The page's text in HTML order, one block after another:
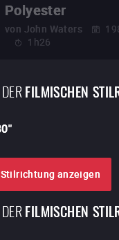
Polyester
von John Waters
1h26
FILMISCHEN
"
anzeigen
FILMISCHEN